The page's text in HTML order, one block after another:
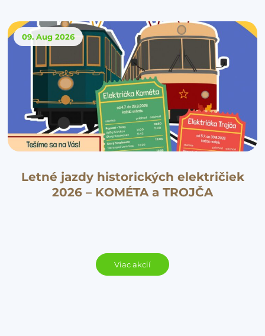
09. Aug 2026
Letné jazdy historických električiek
2026 – KOMÉTA a TROJČA
Viac akcií